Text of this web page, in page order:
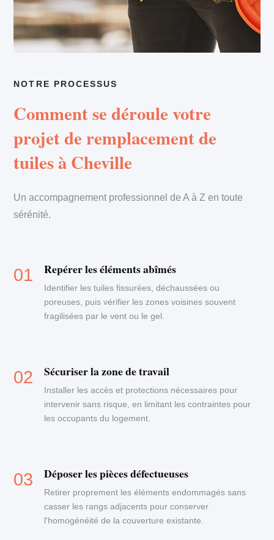
NOTRE PROCESSUS
Comment se déroule votre
projet de remplacement de
tuiles à Cheville
Un accompagnement professionnel de A à Z en toute
sérénité.
Repérer les éléments abîmés
Identifier les tuiles fissurées, déchaussées ou
poreuses, puis vérifier les zones voisines souvent
fragilisées par le vent ou le gel.
Sécuriser la zone de travail
Installer les accès et protections nécessaires pour
intervenir sans risque, en limitant les contraintes pour
les occupants du logement.
Déposer les pièces défectueuses
Retirer proprement les éléments endommagés sans
casser les rangs adjacents pour conserver
l'homogénéité de la couverture existante.